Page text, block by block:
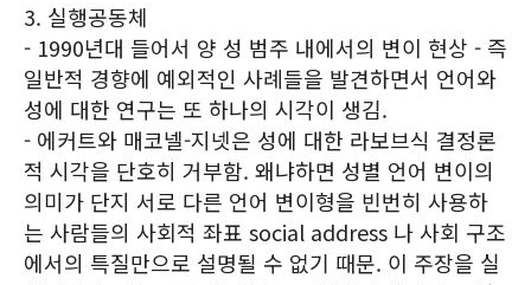
3. 실행공동체
- 1990년대 들어서 양 성 범주 내에서의 변이 현상 - 즉
일반적 경향에 예외적인 사례들을 발견하면서 언어와
성에 대한 연구는 또 하나의 시각이 생김.
- 에커트와 매코넬-지넷은 성에 대한 라보브식 결정론
적 시각을 단호히 거부함. 왜냐하면 성별 언어 변이의
의미가 단지 서로 다른 언어 변이형을 빈번히 사용하
는 사람들의 사회적 좌표 social address 나 사회 구조
에서의 특질만으로 설명될 수 없기 때문. 이 주장을 실